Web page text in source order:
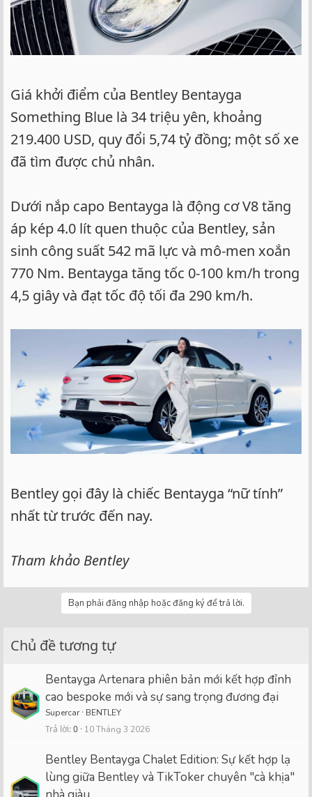
Giá khởi điểm của Bentley Bentayga
Something Blue là 34 triệu yên, khoảng
219.400 USD, quy đổi 5,74 tỷ đồng; một số xe
đã tìm được chủ nhân.
Dưới nắp capo Bentayga là động cơ V8 tăng
áp kép 4.0 lít quen thuộc của Bentley, sản
sinh công suất 542 mã lực và mô-men xoắn
770 Nm. Bentayga tăng tốc 0-100 km/h trong
4,5 giây và đạt tốc độ tối đa 290 km/h.
Bentley gọi đây là chiếc Bentayga “nữ tính”
nhất từ trước đến nay.
Tham khảo Bentley
Bạn phải đăng nhập hoặc đăng ký để trả lời.
Chủ đề tương tự
Bentayga Artenara phiên bản mới kết hợp đỉnh
cao bespoke mới và sự sang trọng đương đại
Supercar BENTLEY
Trả lời 0 10 Tháng 3 2026
Bentley Bentayga Chalet Edition: Sự kết hợp lạ
lùng giữa Bentley và TikToker chuyên "cà khịa"